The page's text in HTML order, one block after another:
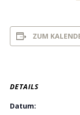
ZUM
DETAILS
Datum: